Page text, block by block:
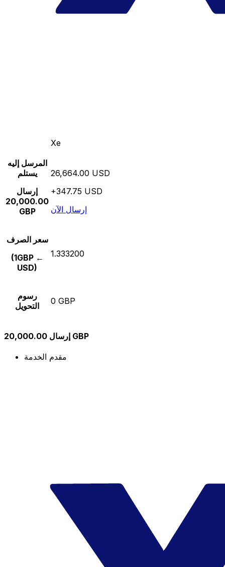
Xe
المرسل إليه
يستلم
إرسال
20,000.00
GBP
26,664.00 USD
+347.75 USD
إرسال الآن
سعر الصرف
(1GBP ←
USD)
1.333200
رسوم
التحويل
0 GBP
إرسال 20,000.00 GBP
مقدم الخدمة